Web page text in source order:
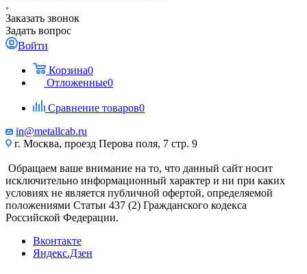
Заказать звонок
Задать вопрос
Войти
Корзина0
Отложенные0
Сравнение товаров0
in@metallcab.ru
г. Москва, проезд Перова поля, 7 стр. 9
Обращаем ваше внимание на то, что данный сайт носит
исключительно информационный характер и ни при каких
условиях не является публичной офертой, определяемой
положениями Статьи 437 (2) Гражданского кодекса
Российской Федерации.
Вконтакте
Яндекс.Дзен